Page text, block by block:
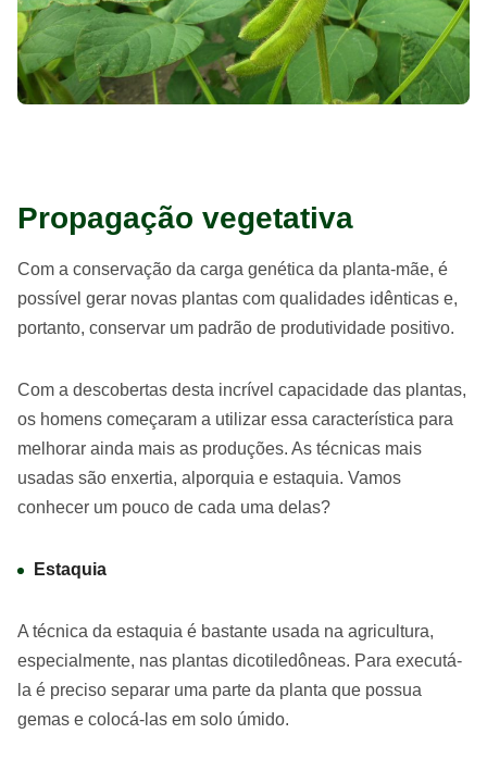
Propagação vegetativa
Com a conservação da carga genética da planta-mãe, é
possível gerar novas plantas com qualidades idênticas e,
portanto, conservar um padrão de produtividade positivo.
Com a descobertas desta incrível capacidade das plantas,
os homens começaram a utilizar essa característica para
melhorar ainda mais as produções. As técnicas mais
usadas são enxertia, alporquia e estaquia. Vamos
conhecer um pouco de cada uma delas?
Estaquia
A técnica da estaquia é bastante usada na agricultura,
especialmente, nas plantas dicotiledôneas. Para executá-
la é preciso separar uma parte da planta que possua
gemas e colocá-las em solo úmido.